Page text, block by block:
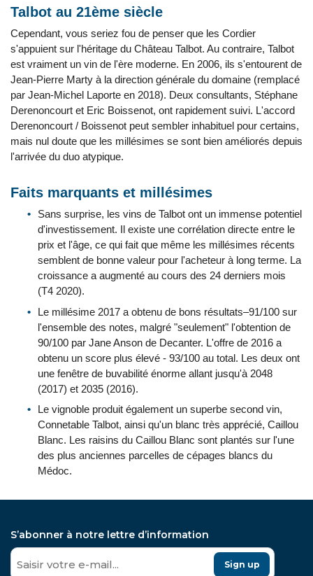
Talbot au 21ème siècle
Cependant, vous seriez fou de penser que les Cordier
s'appuient sur l'héritage du Château Talbot. Au contraire, Talbot
est vraiment un vin de l'ère moderne. En 2006, ils s'entourent de
Jean-Pierre Marty à la direction générale du domaine (remplacé
par Jean-Michel Laporte en 2018). Deux consultants, Stéphane
Derenoncourt et Eric Boissenot, ont rapidement suivi. L'accord
Derenoncourt / Boissenot peut sembler inhabituel pour certains,
mais nul doute que les millésimes se sont bien améliorés depuis
l'arrivée du duo atypique.
Faits marquants et millésimes
Sans surprise, les vins de Talbot ont un immense potentiel
d'investissement. Il existe une corrélation directe entre le
prix et l'âge, ce qui fait que même les millésimes récents
semblent de bonne valeur pour l'acheteur à long terme. La
croissance a augmenté au cours des 24 derniers mois
(T4 2020).
Le millésime 2017 a obtenu de bons résultats–91/100 sur
l'ensemble des notes, malgré "seulement" l'obtention de
90/100 par Jane Anson de Decanter. L'offre de 2016 a
obtenu un score plus élevé - 93/100 au total. Les deux ont
une fenêtre de buvabilité énorme allant jusqu'à 2048
(2017) et 2035 (2016).
Le vignoble produit également un superbe second vin,
Connetable Talbot, ainsi qu'un blanc très apprécié, Caillou
Blanc. Les raisins du Caillou Blanc sont plantés sur l'une
des plus anciennes parcelles de cépages blancs du
Médoc.
S’abonner à notre lettre d’information
Sign up